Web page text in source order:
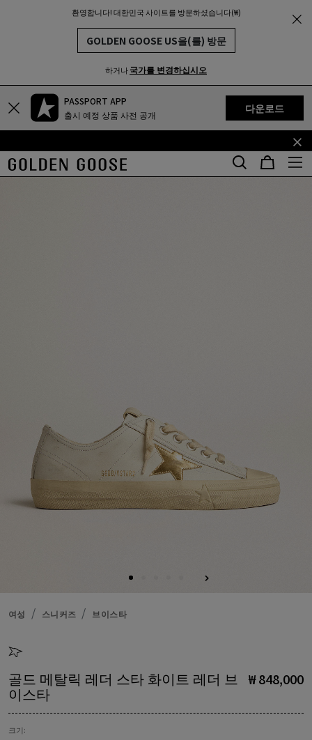
환영합니다! 대한민국 사이트를 방문하셨습니다(₩)
GOLDEN GOOSE US을(를) 방문
하거나국가를 변경하십시오
기
텐
츠
꼬
콘
텐
PASSPORT APP
출시 예정 상품 사전 공개
다운로드
여성 스니커즈 브이스타
골드 메탈릭 레더 스타 화이트 레더 브
이스타
₩ 848,000
크기: